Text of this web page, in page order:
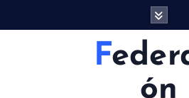
Federaci
ón